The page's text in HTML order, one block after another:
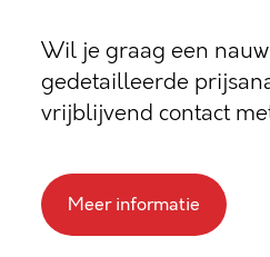
Wil je graag een
gedetailleerde
vrijblijvend contact
Meer informatie